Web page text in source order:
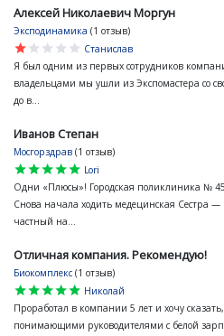
Алексей Николаевич Моргун
Эксподинамика (1 отзыв)
star
star
star
star
star
Станислав
Я был одним из первых сотрудников
владельцами мы ушли из Экспомастера со
до в...
Иванов Степан
Мосгорздрав (1 отзыв)
star
star
star
star
star
Lori
Одни «Плюсы»! Городская поликлиника №
Снова начала ходить медецинская Сестра —
частный на...
Отличная компания. Рекомендую!
Биокомплекс (1 отзыв)
star
star
star
star
star
Николай
Проработал в компании 5 лет и хочу
понимающими руководителями с белой